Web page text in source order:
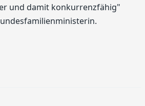
und damit konkurrenzfähig"